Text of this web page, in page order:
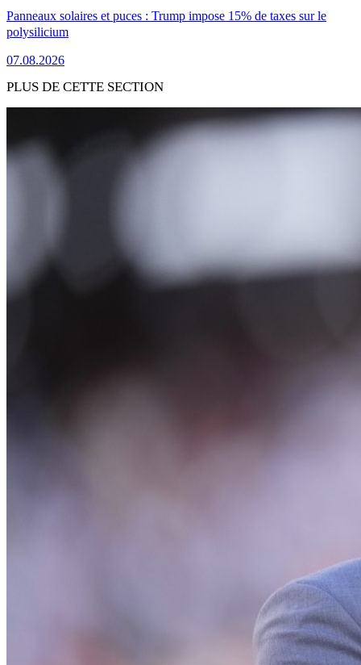
Panneaux solaires et puces : Trump impose 15% de taxes sur le
polysilicium
07.08.2026
PLUS DE CETTE SECTION